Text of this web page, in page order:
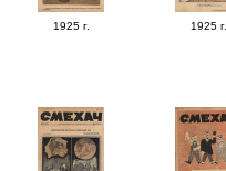
1925 г. 1925 г.